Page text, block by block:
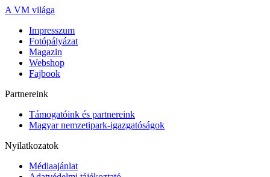
A VM világa
Impresszum
Fotópályázat
Magazin
Webshop
Fajbook
Partnereink
Támogatóink és partnereink
Magyar nemzetipark-igazgatóságok
Nyilatkozatok
Médiaajánlat